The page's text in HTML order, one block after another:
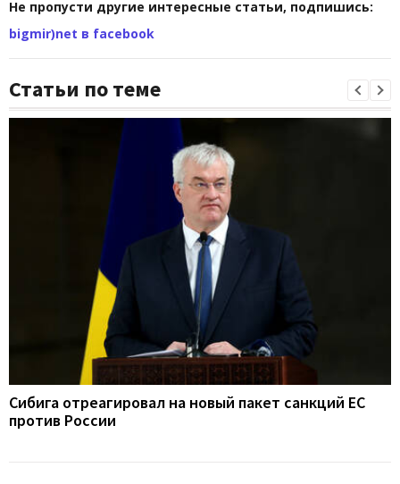
Не пропусти другие интересные статьи, подпишись:
bigmir)net в facebook
Статьи по теме
Сибига отреагировал на новый пакет санкций ЕС
против России